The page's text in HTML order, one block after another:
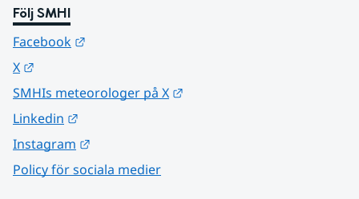
Följ SMHI
Facebook
X
SMHIs meteorologer på X
Linkedin
Instagram
Policy för sociala medier